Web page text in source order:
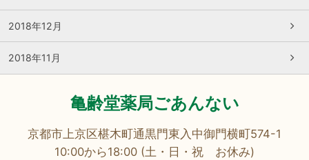
2018年12月
2018年11月
亀齢堂薬局ごあんない
京都市上京区椹木町通黒門東入中御門横町574-1
10:00から18:00 (土・日・祝 お休み)